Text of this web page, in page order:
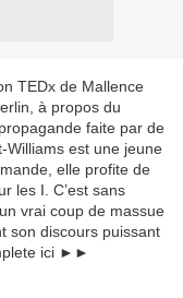
TEDx de Mallence
à propos du
faite par de
Williams est une jeune
elle profite de
les I. C’est sans
vrai coup de massue
son discours puissant
ici ►►